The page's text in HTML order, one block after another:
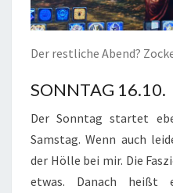
Der restliche Abend?
SONNTAG 16.10.
Der Sonntag startet
Samstag. Wenn auch
der Hölle bei mir. Die
etwas. Danach heißt